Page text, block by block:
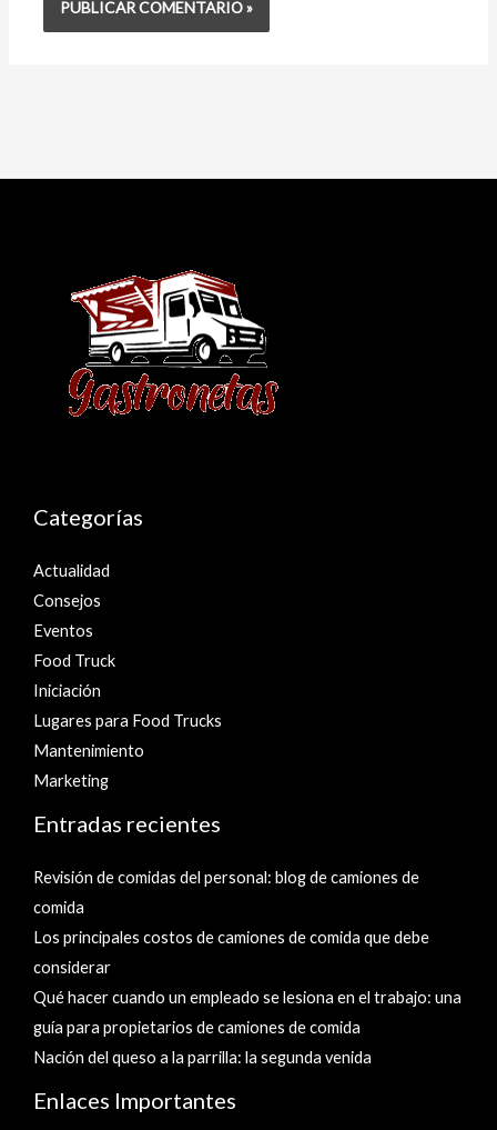
Categorías
Actualidad
Consejos
Eventos
Food Truck
Iniciación
Lugares para Food Trucks
Mantenimiento
Marketing
Entradas recientes
Revisión de comidas del personal: blog de camiones de
comida
Los principales costos de camiones de comida que debe
considerar
Qué hacer cuando un empleado se lesiona en el trabajo: una
guía para propietarios de camiones de comida
Nación del queso a la parrilla: la segunda venida
Enlaces Importantes